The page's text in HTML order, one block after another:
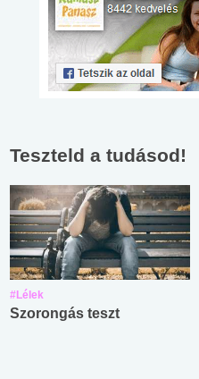
Teszteld a tudásod!
#Lélek
Szorongás teszt